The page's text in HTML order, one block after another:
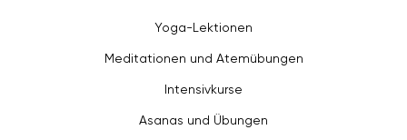
Yoga-Lektionen
Meditationen und Atemübungen
Intensivkurse
Asanas und Übungen